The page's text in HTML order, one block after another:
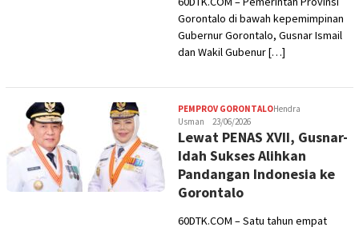
Gorontalo di bawah kepemimpinan
Gubernur Gorontalo, Gusnar Ismail
dan Wakil Gubenur […]
PEMPROV GORONTALOHendra
Usman
23/06/2026
Lewat PENAS XVII, Gusnar-
Idah Sukses Alihkan
Pandangan Indonesia ke
Gorontalo
60DTK.COM – Satu tahun empat